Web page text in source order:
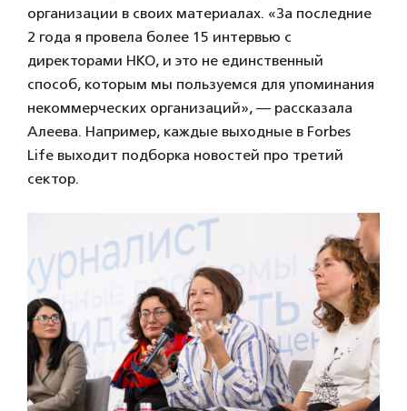
организации в своих материалах. «За последние
2 года я провела более 15 интервью с
директорами НКО, и это не единственный
способ, которым мы пользуемся для упоминания
некоммерческих организаций», — рассказала
Алеева. Например, каждые выходные в Forbes
Life выходит подборка новостей про третий
сектор.